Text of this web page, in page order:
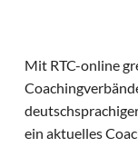
Mit RTC-online
ein aktuelles